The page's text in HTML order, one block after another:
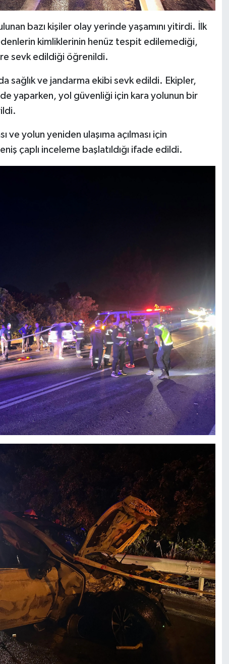
bazı kişiler olay yerinde yaşamını yitirdi. İlk
kimliklerinin henüz tespit edilemediği,
sevk edildiği öğrenildi.
sağlık ve jandarma ekibi sevk edildi. Ekipler,
yaparken, yol güvenliği için kara yolunun bir
ve yolun yeniden ulaşıma açılması için
çaplı inceleme başlatıldığı ifade edildi.